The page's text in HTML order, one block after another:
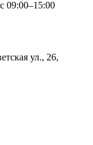
09:00–15:00
ул., 26,